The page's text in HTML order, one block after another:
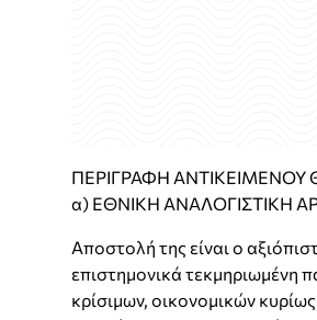
ΠΕΡΙΓΡΑΦΗ ΑΝΤΙΚΕΙΜΕΝΟΥ
α) ΕΘΝΙΚΗ ΑΝΑΛΟΓΙΣΤΙΚΗ
Αποστολή της είναι ο
επιστημονικά τεκμηριωμένη
κρίσιμων, οικονομικών